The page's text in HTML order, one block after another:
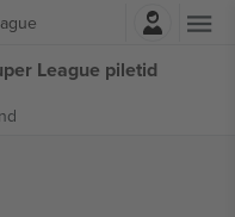
sisse
League piletid